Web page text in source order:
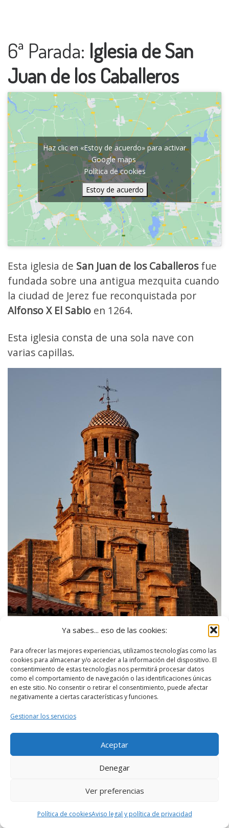
Ya sabes... eso de las cookies:
Para ofrecer las mejores experiencias, utilizamos tecnologías como las
cookies para almacenar y/o acceder a la información del dispositivo. El
consentimiento de estas tecnologías nos permitirá procesar datos
como el comportamiento de navegación o las identificaciones únicas
en este sitio. No consentir o retirar el consentimiento, puede afectar
negativamente a ciertas características y funciones.
Gestionar los servicios
Aceptar
Denegar
Ver preferencias
Política de cookiesAviso legal y política de privacidad
6ª Parada: Iglesia de San
Juan de los Caballeros
Haz clic en «Estoy de acuerdo» para activar
Google maps
Política de cookies
Estoy de acuerdo
Esta iglesia de San Juan de los Caballerosfue
fundada sobre una antigua mezquita cuando
la ciudad de Jerez fue reconquistada por
Alfonso X El Sabio en 1264.
Esta iglesia consta de una sola nave con
varias capillas.
Iglesia San Juan de los Caballeros, Jerez de la Frontera
–Jerezplataforma (CC BY 3.0)
El exterior es de estilo renacentista. En el
atrio encontramos un águila, el símbolo de
San Juan Evangelista, a quien está dedicada
En los alrededores del templo había un
cementerio, que posteriormente fue